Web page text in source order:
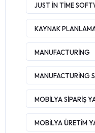
JUST IN TIME
KAYNAK
MANUFACTURING
MANUFACTURING
MOBILYA SIPARIŞ
MOBILYA ÜRETIM